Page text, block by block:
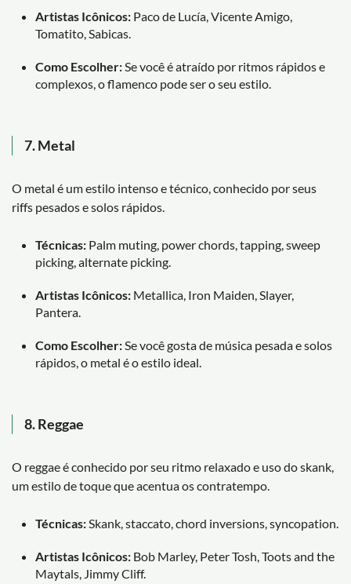
Artistas Icônicos: Paco de Lucía, Vicente Amigo,
Tomatito, Sabicas.
Como Escolher: Se você é atraído por ritmos rápidos e
complexos, o flamenco pode ser o seu estilo.
7.Metal
O metal é um estilo intenso e técnico, conhecido por seus
riffs pesados e solos rápidos.
Técnicas: Palm muting, power chords, tapping, sweep
picking, alternate picking.
Artistas Icônicos: Metallica, Iron Maiden, Slayer,
Pantera.
Como Escolher: Se você gosta de música pesada e solos
rápidos, o metal é o estilo ideal.
8.Reggae
O reggae é conhecido por seu ritmo relaxado e uso do skank,
um estilo de toque que acentua os contratempo.
Técnicas: Skank, staccato, chord inversions, syncopation.
Artistas Icônicos: Bob Marley, Peter Tosh, Toots and the
Maytals, Jimmy Cliff.